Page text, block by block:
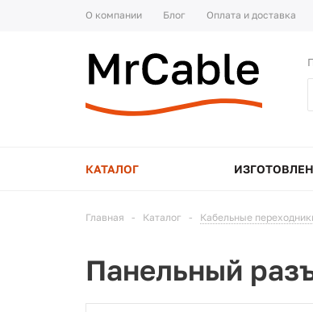
О компании Блог Оплата и доставка
КАТАЛОГ
Главная - Каталог - Кабельные
Панельный